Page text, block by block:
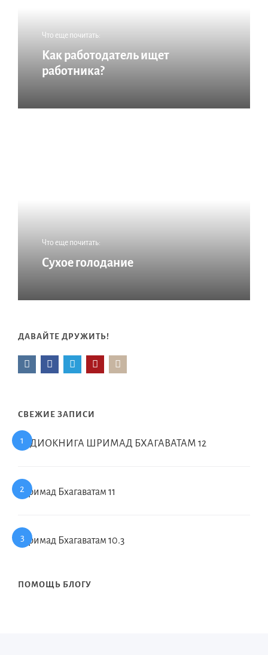
Что еще почитать:
Как работодатель ищет
работника?
Что еще почитать:
Сухое голодание
ДАВАЙТЕ ДРУЖИТЬ!
СВЕЖИЕ ЗАПИСИ
АУДИОКНИГА ШРИМАД БХАГАВАТАМ 12
Шримад Бхагаватам 11
Шримад Бхагаватам 10.3
ПОМОЩЬ БЛОГУ